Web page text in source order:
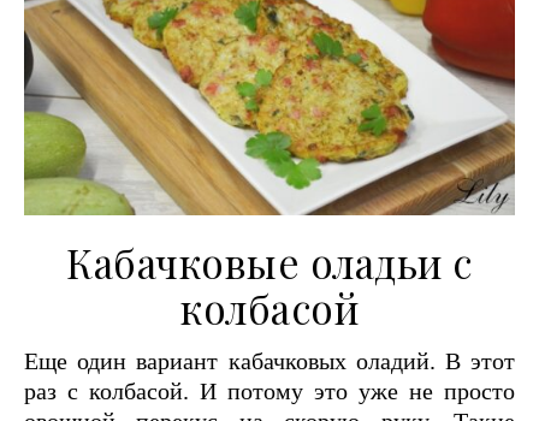
Кабачковые оладьи с
колбасой
Еще один вариант кабачковых оладий. В этот
раз с колбасой. И потому это уже не просто